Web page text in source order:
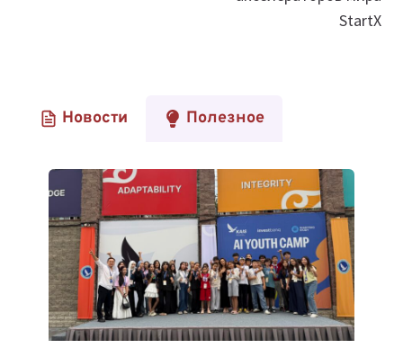
StartX
Новости Полезное